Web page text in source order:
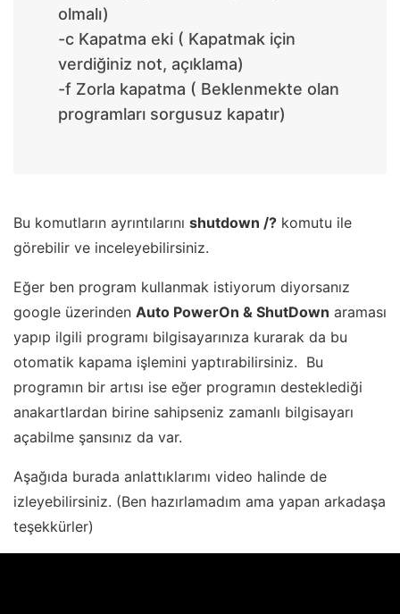
olmalı)
-c Kapatma eki ( Kapatmak için
verdiğiniz not, açıklama)
-f Zorla kapatma ( Beklenmekte olan
programları sorgusuz kapatır)
Bu komutların ayrıntılarını shutdown /? komutu ile
görebilir ve inceleyebilirsiniz.
Eğer ben program kullanmak istiyorum diyorsanız
google üzerinden Auto PowerOn & ShutDown araması
yapıp ilgili programı bilgisayarınıza kurarak da bu
otomatik kapama işlemini yaptırabilirsiniz. Bu
programın bir artısı ise eğer programın desteklediği
anakartlardan birine sahipseniz zamanlı bilgisayarı
açabilme şansınız da var.
Aşağıda burada anlattıklarımı video halinde de
izleyebilirsiniz. (Ben hazırlamadım ama yapan arkadaşa
teşekkürler)